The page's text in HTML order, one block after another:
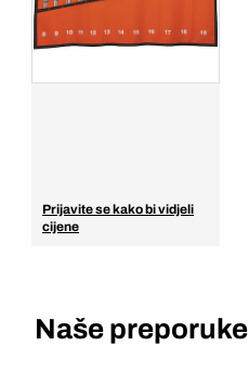
Prijavite se kako bi vidjeli
cijene
Naše preporuke